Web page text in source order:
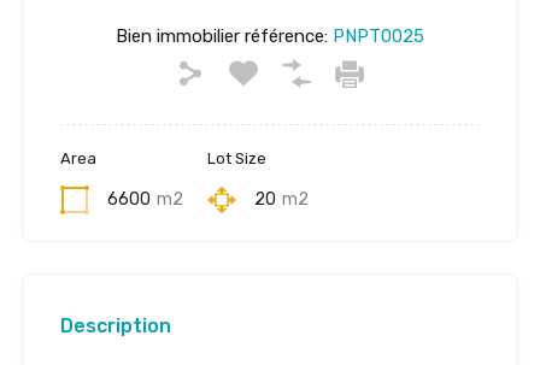
Bien immobilier référence: PNPT0025
Area
6600 m2
Lot Size
20 m2
Description